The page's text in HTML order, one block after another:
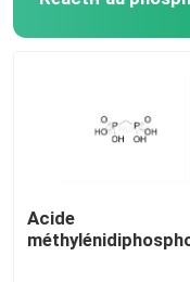
Réactifs de
Service
Acide